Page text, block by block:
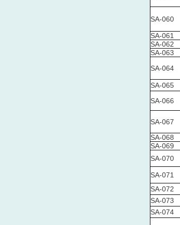
SA-060
SA-061
SA-062
SA-063
SA-064
SA-065
SA-066
SA-067
SA-068
SA-069
SA-070
SA-071
SA-072
SA-073
SA-074